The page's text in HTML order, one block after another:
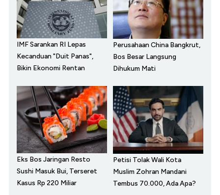
IMF Sarankan RI Lepas
Kecanduan "Duit Panas",
Bikin Ekonomi Rentan
Perusahaan China Bangkrut,
Bos Besar Langsung
Dihukum Mati
Eks Bos Jaringan Resto
Sushi Masuk Bui, Terseret
Kasus Rp 220 Miliar
Petisi Tolak Wali Kota
Muslim Zohran Mandani
Tembus 70.000, Ada Apa?